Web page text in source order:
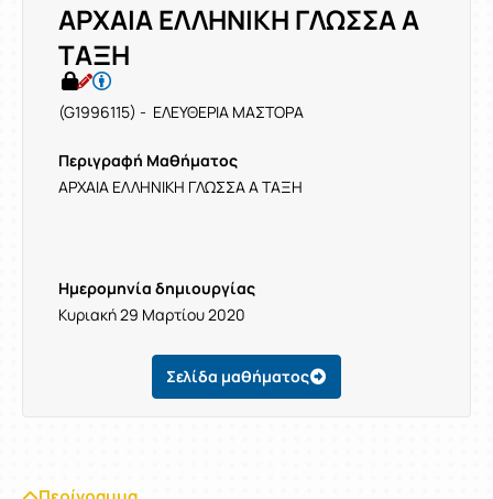
ΑΡΧΑΙΑ ΕΛΛΗΝΙΚΗ ΓΛΩΣΣΑ Α
ΤΑΞΗ
(G1996115) - ΕΛΕΥΘΕΡΙΑ ΜΑΣΤΟΡΑ
Περιγραφή Μαθήματος
ΑΡΧΑΙΑ ΕΛΛΗΝΙΚΗ ΓΛΩΣΣΑ Α ΤΑΞΗ
Ημερομηνία δημιουργίας
Κυριακή 29 Μαρτίου 2020
Σελίδα μαθήματος